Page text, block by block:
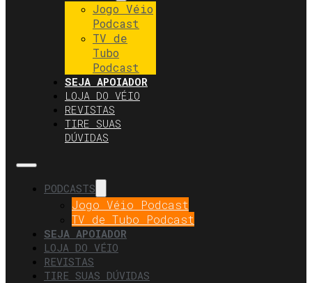
Jogo Véio
Podcast
TV de
Tubo
Podcast
SEJA APOIADOR
LOJA DO VÉIO
REVISTAS
TIRE SUAS
DÚVIDAS
PODCASTS
Jogo Véio Podcast
TV de Tubo Podcast
SEJA APOIADOR
LOJA DO VÉIO
REVISTAS
TIRE SUAS DÚVIDAS